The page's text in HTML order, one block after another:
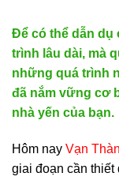
Để có thể dẫn dụ
trình lâu dài, mà
những quá trình
đã nắm vững cơ
nhà yến của bạn.
Hôm nay Vạn
giai đoạn cần thiết